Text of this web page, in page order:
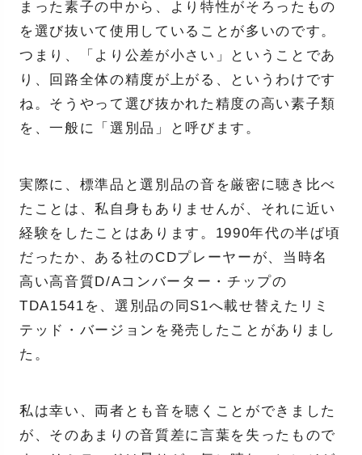
まった素子の中から、より特性がそろったもの
を選び抜いて使用していることが多いのです。
つまり、「より公差が小さい」ということであ
り、回路全体の精度が上がる、というわけです
ね。そうやって選び抜かれた精度の高い素子類
を、一般に「選別品」と呼びます。
実際に、標準品と選別品の音を厳密に聴き比べ
たことは、私自身もありませんが、それに近い
経験をしたことはあります。1990年代の半ば頃
だったか、ある社のCDプレーヤーが、当時名
高い高音質D/Aコンバーター・チップの
TDA1541を、選別品の同S1へ載せ替えたリミ
テッド・バージョンを発売したことがありまし
た。
私は幸い、両者とも音を聴くことができました
が、そのあまりの音質差に言葉を失ったもので